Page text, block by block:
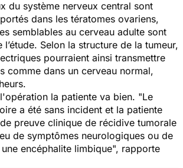
du système nerveux central sont
dans les tératomes ovariens,
semblables au cerveau adulte sont
l’étude. Selon la structure de la tumeur,
pourraient ainsi transmettre
comme dans un cerveau normal,
la patiente va bien. "Le
a été sans incident et la patiente
preuve clinique de récidive tumorale
de symptômes neurologiques ou de
encéphalite limbique", rapporte